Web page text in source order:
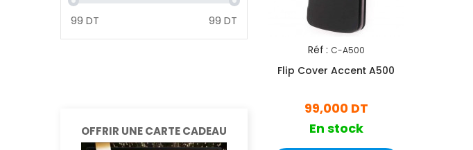
99 DT 99 DT
OFFRIR UNE CARTE CADEAU
Réf : C-A500
Flip Cover Accent A500
99,000 DT
En stock